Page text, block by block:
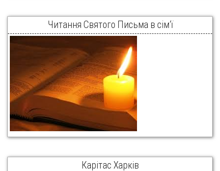
Читання Святого Письма в сім’ї
Карітас Харків